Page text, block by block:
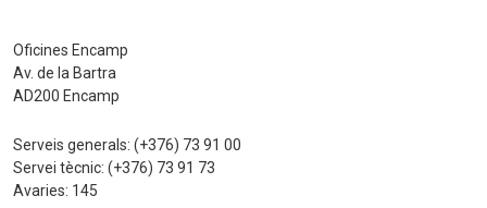
Oficines Encamp
Av. de la Bartra
AD200 Encamp
Serveis generals: (+376) 73 91 00
Servei tècnic: (+376) 73 91 73
Avaries: 145